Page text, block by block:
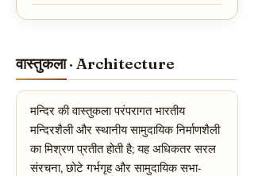
वास्तुकला · Architecture
मन्दिर की वास्तुकला परंपरागत भारतीय
मन्दिरशैली और स्थानीय सामुदायिक निर्माणशैली
का मिश्रण प्रतीत होती है; यह अधिकतर सरल
संरचना, छोटे गर्भगृह और सामुदायिक सभा-